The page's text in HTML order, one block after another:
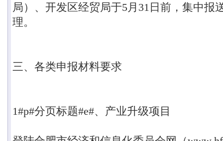
局）、开发区经贸局于5 月 31 日前，集中报
理。
三、各类申报材料要求
1#p#分页标题#e#、产业升级项目